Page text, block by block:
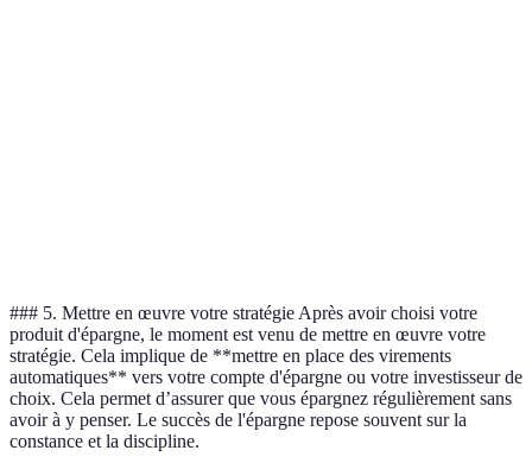
### 5. Mettre en œuvre votre stratégie Après avoir choisi votre
produit d'épargne, le moment est venu de mettre en œuvre votre
stratégie. Cela implique de **mettre en place des virements
automatiques** vers votre compte d'épargne ou votre investisseur de
choix. Cela permet d’assurer que vous épargnez régulièrement sans
avoir à y penser. Le succès de l'épargne repose souvent sur la
constance et la discipline.